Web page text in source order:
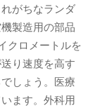
がちなランダ
製造用の部品
クロメートルを
り速度を高す
しょう。医療
ます。外科用